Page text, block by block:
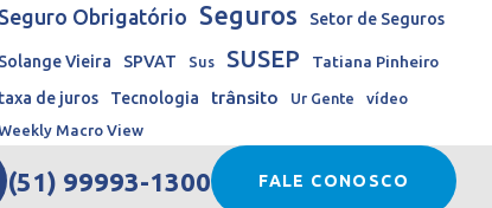
Seguro Obrigatório Seguros Setor de Seguros
Solange Vieira SPVAT Sus SUSEP
Tatiana Pinheiro
taxa de juros
Tecnologia trânsito Ur Gente
vídeo
Macro View
(51) 99993-1300 FALE CONOSCO